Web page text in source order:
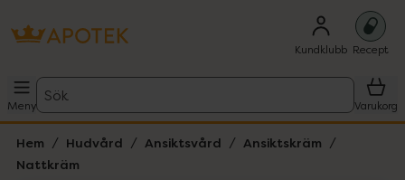
Kundklubb Recept
Meny
Sök
Varukorg
Hem Hudvård Ansiktsvård
Ansiktskräm
Nattkräm